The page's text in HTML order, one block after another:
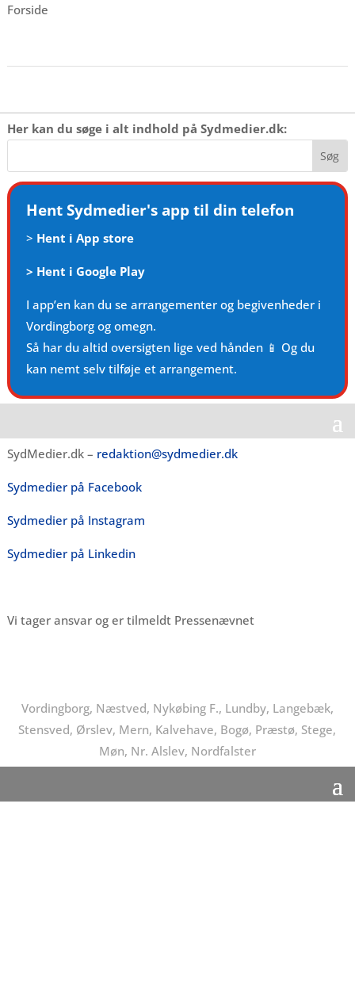
Forside
Her kan du søge i alt indhold på Sydmedier.dk:
Hent Sydmedier's app til din telefon
> Hent i App store
> Hent i Google Play
I app’en kan du se arrangementer og begivenheder i
Vordingborg og omegn.
Så har du altid oversigten lige ved hånden 📱 Og du
kan nemt selv tilføje et arrangement.
SydMedier.dk – redaktion@sydmedier.dk
Sydmedier på Facebook
Sydmedier på Instagram
Sydmedier på Linkedin
Vi tager ansvar og er tilmeldt Pressenævnet
Vordingborg, Næstved, Nykøbing F., Lundby, Langebæk,
Stensved, Ørslev, Mern, Kalvehave, Bogø, Præstø, Stege,
Møn, Nr. Alslev, Nordfalster